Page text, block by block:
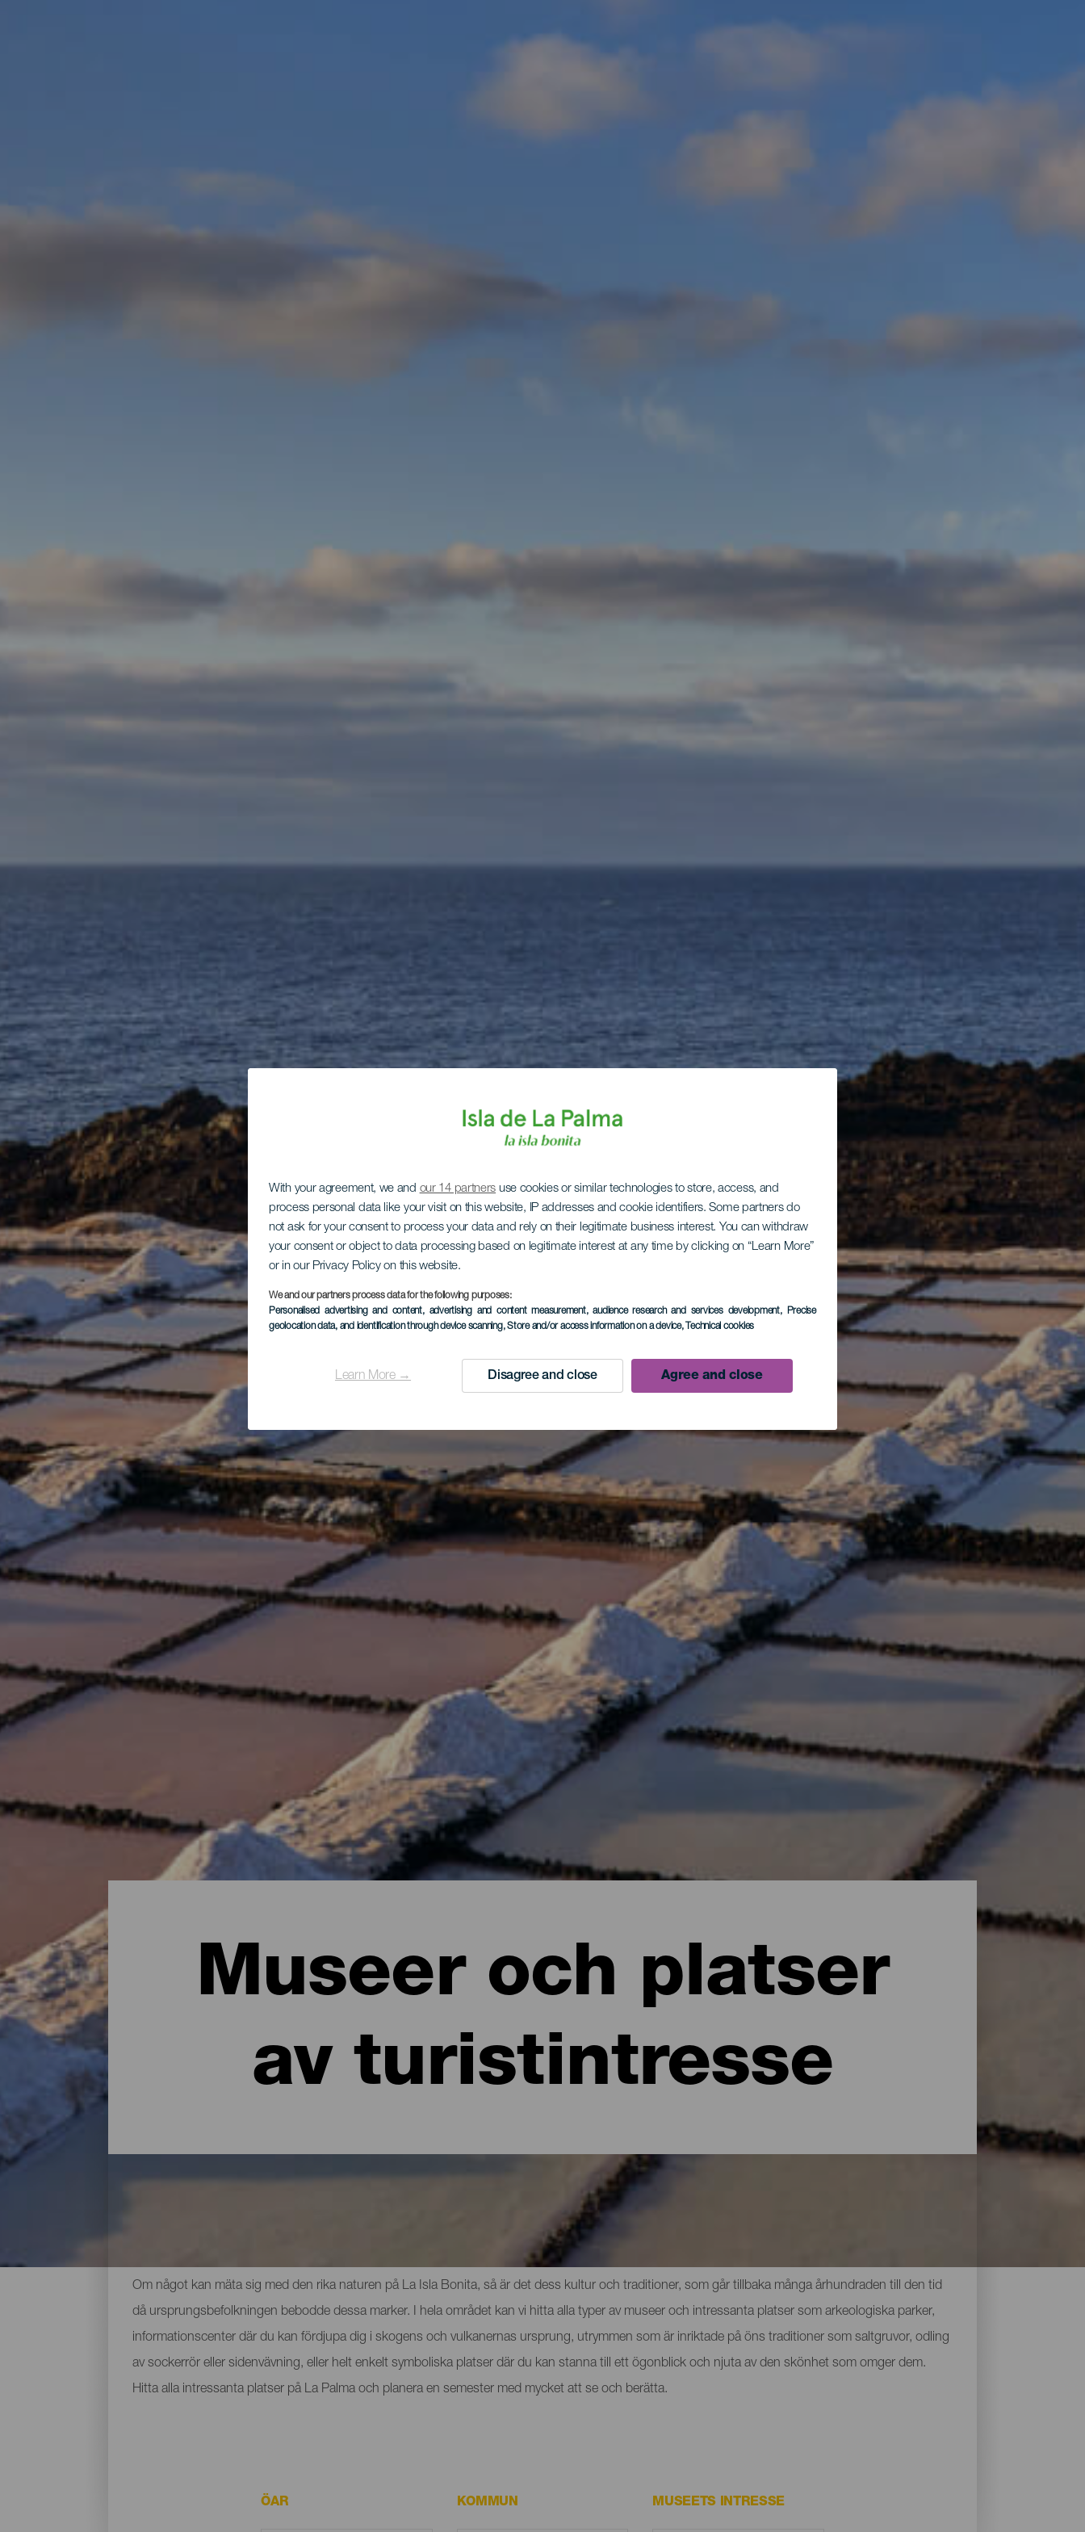
With your agreement, we and our 14 partners use cookies or similar technologies to store, access, and
process personal data like your visit on this website, IP addresses and cookie identifiers. Some partners do
not ask for your consent to process your data and rely on their legitimate business interest. You can withdraw
your consent or object to data processing based on legitimate interest at any time by clicking on “Learn More”
or in our Privacy Policy on this website.
We and our partners process data for the following purposes:
Personalised advertising and content, advertising and content measurement, audience research and services development, Precise
geolocation data, and identification through device scanning, Store and/or access information on a device, Technical cookies
Learn More → Disagree and close Agree and close
Museer och platser
av turistintresse
De viktigaste museerna och sevärdheterna på La Palma
Om något kan mäta sig med den rika naturen på La Isla Bonita, så är det dess kultur och traditioner, som går tillbaka många århundraden till den tid
då ursprungsbefolkningen bebodde dessa marker. I hela området kan vi hitta alla typer av museer och intressanta platser som arkeologiska parker,
informationscenter där du kan fördjupa dig i skogens och vulkanernas ursprung, utrymmen som är inriktade på öns traditioner som saltgruvor, odling
av sockerrör eller sidenvävning, eller helt enkelt symboliska platser där du kan stanna till ett ögonblick och njuta av den skönhet som omger dem.
Hitta alla intressanta platser på La Palma och planera en semester med mycket att se och berätta.
ÖAR KOMMUN MUSEETS INTRESSE